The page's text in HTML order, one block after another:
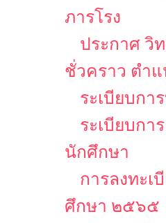
ภารโรง
ประกาศ วิ
ชั่วคราว ตำ
ระเบียบกา
ระเบียบกา
นักศึกษา
การลงทะเ
ศึกษา ๒๕๖๕